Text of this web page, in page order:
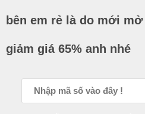
bên em rẻ là do mới
giảm giá 65% anh nhé